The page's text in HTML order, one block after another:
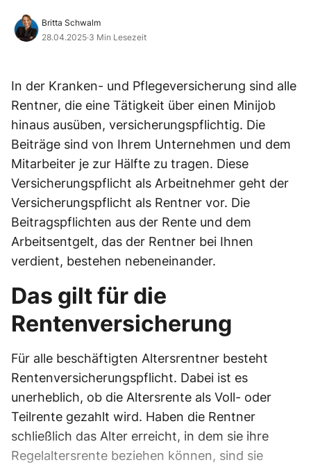
Britta Schwalm
28.04.2025·3 Min Lesezeit
In der Kranken- und Pflegeversicherung sind alle
Rentner, die eine Tätigkeit über einen Minijob
hinaus ausüben, versicherungspflichtig. Die
Beiträge sind von Ihrem Unternehmen und dem
Mitarbeiter je zur Hälfte zu tragen. Diese
Versicherungspflicht als Arbeitnehmer geht der
Versicherungspflicht als Rentner vor. Die
Beitragspflichten aus der Rente und dem
Arbeitsentgelt, das der Rentner bei Ihnen
verdient, bestehen nebeneinander.
Das gilt für die
Rentenversicherung
Für alle beschäftigten Altersrentner besteht
Rentenversicherungspflicht. Dabei ist es
unerheblich, ob die Altersrente als Voll- oder
Teilrente gezahlt wird. Haben die Rentner
schließlich das Alter erreicht, in dem sie ihre
Regelaltersrente beziehen können, sind sie